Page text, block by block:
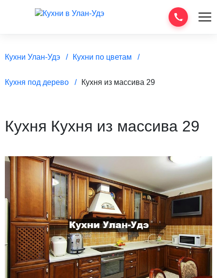
Кухни Улан-Удэ Кухни по цветам
Кухня под дерево Кухня из массива 29
Кухня Кухня из массива 29